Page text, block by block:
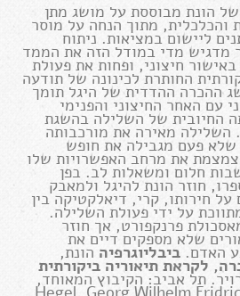
הונת מבוססת על מושג מתן
מתוך הנחה על מוסר
ליישום במציאות. ניתוח
מדגיש מדי במודל הזה את הממד
חיצוני, ופחות את פעולת
החותרת לכינונה של תודעה
ההכרה ההדדית של היגל תומך
האחר החיצוני והפנימי
החיובית של השלילה בהשגת
מאירה את מורכבותה
פעם מגבילה את חופש
את מרחב האפשרויות שלו
חלום ומשאלות לב. בפן
חוזר הונת להיגל ולמאבק
חירותו, קרי, דיאלקטיקה בין
על ידי פעולת השלילה.
פרנקפורט, אך חוזר
שלא מספקים דיים את
האדם. ביבליוגרפיההונת,
לקראת תיאוריה ביקורתית
תל אביב: הקיבוץ המאוחד,